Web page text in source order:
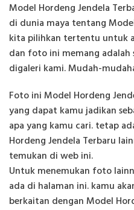
Model Hordeng Jendela
di dunia maya tentang
kita pilihkan tertentu untuk
dan foto ini memang adalah
digaleri kami. Mudah-
Foto ini Model Hordeng
yang dapat kamu jadikan
apa yang kamu cari. tetap
Hordeng Jendela Terbaru
temukan di web ini.
Untuk menemukan foto
ada di halaman ini. kamu
berkaitan dengan Model